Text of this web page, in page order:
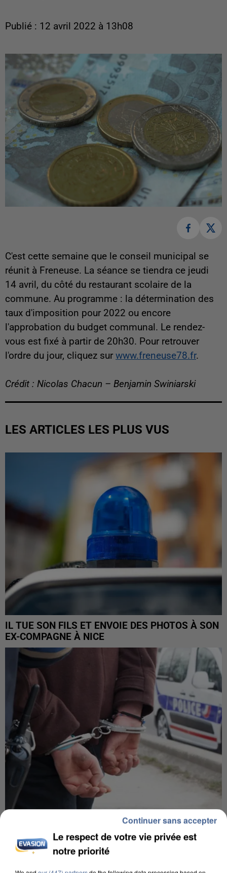
Publié : 12 avril 2022 à 13h08
C'est cette semaine que le conseil municipal se
réunit à Freneuse. La séance se tiendra ce jeudi
14 avril, du côté du restaurant scolaire de la
commune. Au programme : la détermination des
taux d'imposition pour 2022 ou encore
l'approbation du budget communal. Le rendez-
vous est fixé à partir de 20h30. Pour retrouver
l'ordre du jour, cliquez sur www.freneuse78.fr.
Crédit : Nicolas Chacun – Benjamin Swiniarski
LES ARTICLES LES PLUS VUS
IL TUE SON FILS ET ENVOIE DES PHOTOS À SON
EX-COMPAGNE À NICE
L’UN DES FONDATEURS SUPPOSÉS DE LA DZ
MAFIA INTERPELLÉ EN ALGÉRIE
Le respect de votre vie privée est
notre priorité
Continuer sans accepter